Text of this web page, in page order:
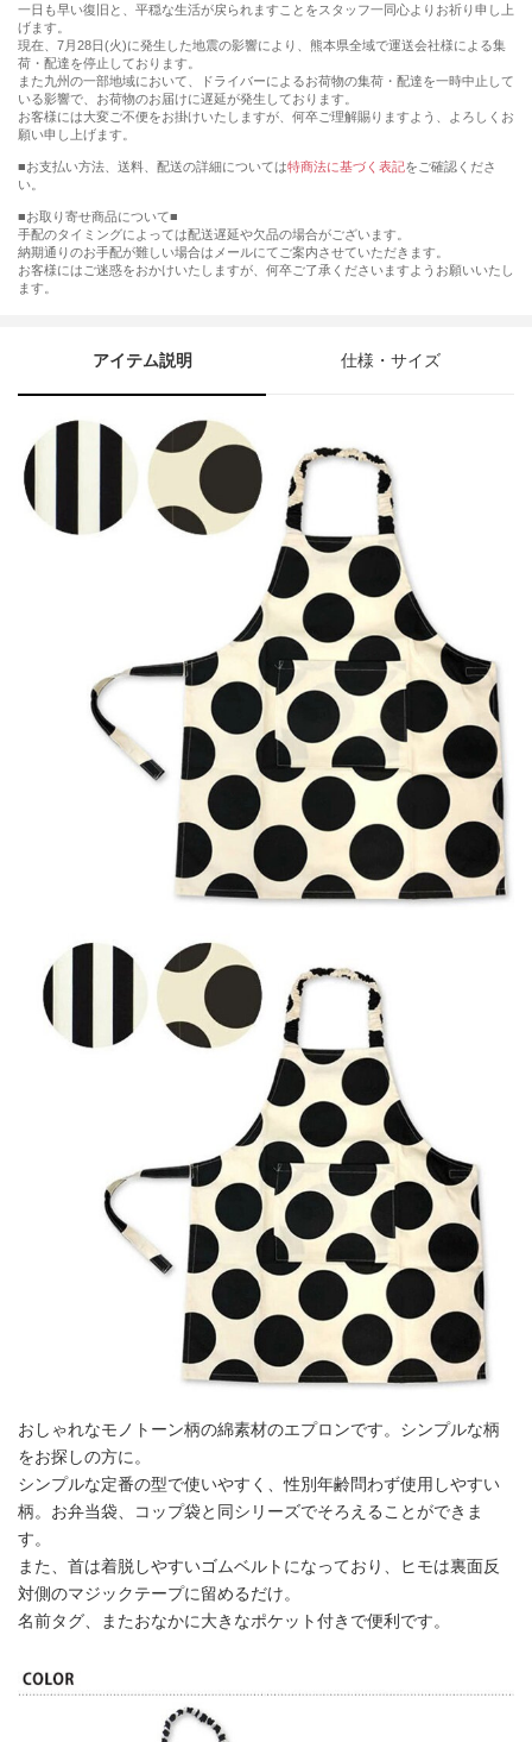
一日も早い復旧と、平穏な生活が戻られますことをスタッフ一同心よりお祈り申し上
げます。
現在、7月28日(火)に発生した地震の影響により、熊本県全域で運送会社様による集
荷・配達を停止しております。
また九州の一部地域において、ドライバーによるお荷物の集荷・配達を一時中止して
いる影響で、お荷物のお届けに遅延が発生しております。
お客様には大変ご不便をお掛けいたしますが、何卒ご理解賜りますよう、よろしくお
願い申し上げます。
■お支払い方法、送料、配送の詳細については特商法に基づく表記をご確認くださ
い。
■お取り寄せ商品について■
手配のタイミングによっては配送遅延や欠品の場合がございます。
納期通りのお手配が難しい場合はメールにてご案内させていただきます。
お客様にはご迷惑をおかけいたしますが、何卒ご了承くださいますようお願いいたし
ます。
アイテム説明 仕様・サイズ
おしゃれなモノトーン柄の綿素材のエプロンです。シンプルな柄
をお探しの方に。
シンプルな定番の型で使いやすく、性別年齢問わず使用しやすい
柄。お弁当袋、コップ袋と同シリーズでそろえることができま
す。
また、首は着脱しやすいゴムベルトになっており、ヒモは裏面反
対側のマジックテープに留めるだけ。
名前タグ、またおなかに大きなポケット付きで便利です。